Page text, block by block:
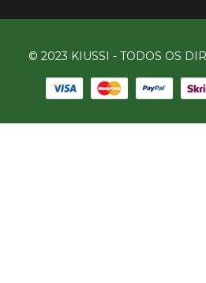
© 2023 KIUSSI - TODOS OS